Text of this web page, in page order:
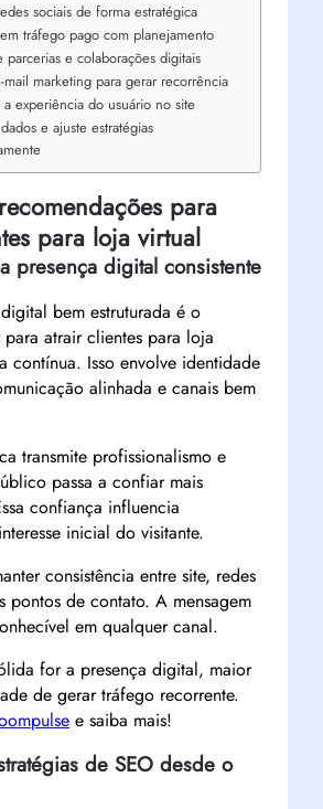
sociais de forma estratégica
tráfego pago com planejamento
parcerias e colaborações digitais
mail marketing para gerar recorrência
experiência do usuário no site
e ajuste estratégias
para
para loja virtual
presença digital consistente
bem estruturada é o
atrair clientes para loja
contínua. Isso envolve identidade
alinhada e canais bem
transmite profissionalismo e
passa a confiar mais
confiança influencia
inicial do visitante.
consistência entre site, redes
pontos de contato. A mensagem
em qualquer canal.
for a presença digital, maior
de gerar tráfego recorrente.
e saiba mais!
de SEO desde o